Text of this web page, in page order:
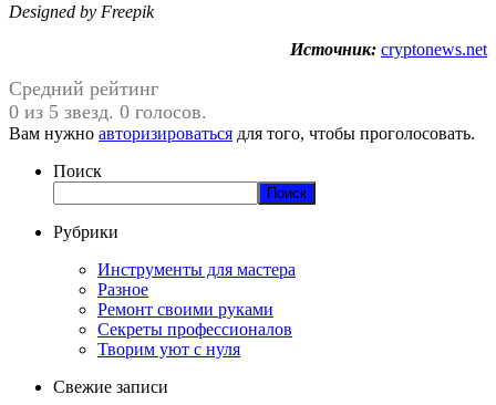
Designed by Freepik
Источник: cryptonews.net
Средний рейтинг
0 из 5 звезд. 0 голосов.
Вам нужно авторизироваться для того, чтобы проголосовать.
Поиск
Поиск
Рубрики
Инструменты для мастера
Разное
Ремонт своими руками
Секреты профессионалов
Творим уют с нуля
Свежие записи